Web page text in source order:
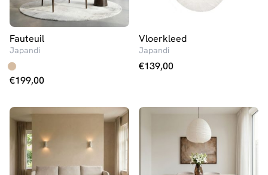
Fauteuil
Japandi
€199,00
Vloerkleed
Japandi
€139,00